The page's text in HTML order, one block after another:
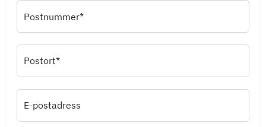
Postnummer*
Postort*
E-postadress